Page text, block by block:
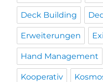
Deck Building
Erweiterungen
Hand Management
Kooperativ